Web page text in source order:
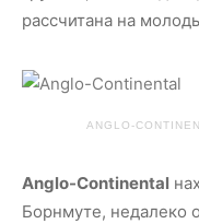
рассчитана на
ANGLO-
Anglo-Continental
Борнмуте, недалеко